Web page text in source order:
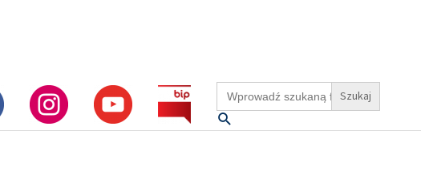
Search
for:
Szukaj